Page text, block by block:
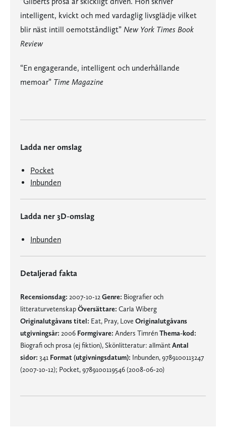
intelligent, kvickt och med vardaglig livsglädje vilket
blir näst intill oemotståndligt” New York Times Book
Review
“En engagerande, intelligent och underhållande
memoar” Time Magazine
Ladda ner omslag
Pocket
Inbunden
Ladda ner 3D-omslag
Inbunden
Detaljerad fakta
Recensionsdag: 2007-10-12 Genre: Biografier och
litteraturvetenskapÖversättare: Carla Wiberg
Originalutgåvans titel: Eat, Pray, Love Originalutgåvans
utgivningsår: 2006 Formgivare: Anders TimrénThema-kod:
Biografi och prosa (ej fiktion), Skönlitteratur: allmäntAntal
sidor: 341 Format (utgivningsdatum): Inbunden, 9789100113247
(2007-10-12); Pocket, 9789100119546 (2008-06-20)